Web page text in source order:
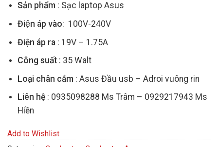
Sản phẩm : Sạc laptop Asus
Điện áp vào: 100V-240V
Điện áp ra: 19V – 1.75A
Công suất: 35 Walt
Loại chân cắm : Asus Đầu usb – Adroi vuông rin
Liên hệ: 0935098288 Ms Trâm – 0929217943 Ms
Hiền
Add to Wishlist